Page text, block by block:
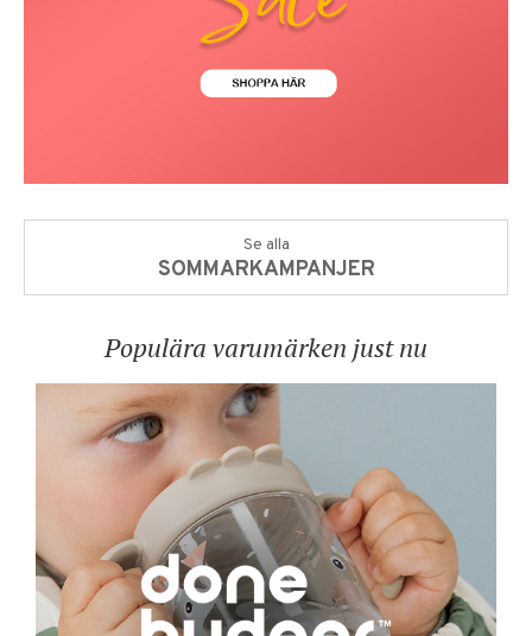
Se alla
SOMMARKAMPANJER
Populära varumärken just nu